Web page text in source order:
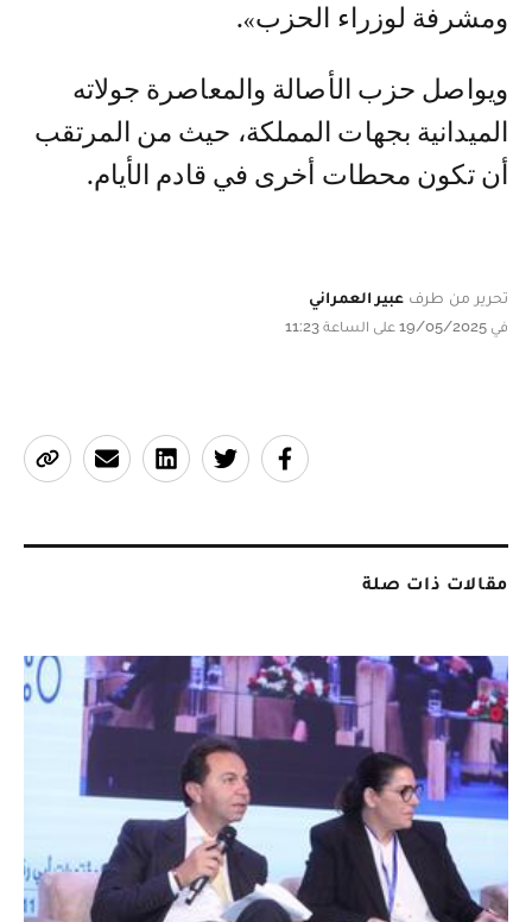
ومشرفة لوزراء الحزب».
ويواصل حزب الأصالة والمعاصرة جولاته
الميدانية بجهات المملكة، حيث من المرتقب
أن تكون محطات أخرى في قادم الأيام.
تحرير من طرف عبير العمراني
في 19/05/2025 على الساعة 11:23
مقالات ذات صلة